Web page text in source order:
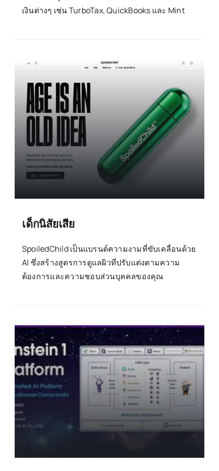
เงินต่างๆ เช่น TurboTax, QuickBooks และ Mint
เด็กนิสัยเสีย
SpoiledChild เป็นแบรนด์ความงามที่ขับเคลื่อนด้วย
AI ซึ่งสร้างสูตรการดูแลผิวที่ปรับแต่งตามความ
ต้องการและความชอบส่วนบุคคลของคุณ